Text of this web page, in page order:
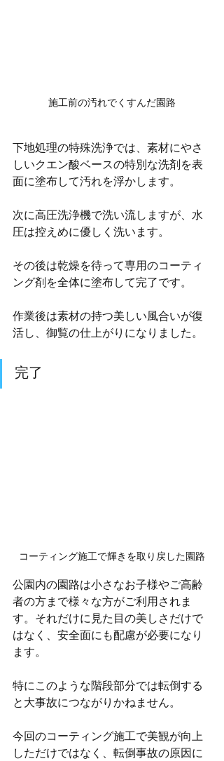
施工前の汚れでくすんだ園路
下地処理の特殊洗浄では、素材にやさ
しいクエン酸ベースの特別な洗剤を表
面に塗布して汚れを浮かします。
次に高圧洗浄機で洗い流しますが、水
圧は控えめに優しく洗います。
その後は乾燥を待って専用のコーティ
ング剤を全体に塗布して完了です。
​作業後は素材の持つ美しい風合いが復
活し、御覧の仕上がりになりました。
完了
コーティング施工で輝きを取り戻した園路
公園内の園路は小さなお子様やご高齢
者の方まで様々な方がご利用されま
す。それだけに見た目の美しさだけで
はなく、安全面にも配慮が必要になり
ます。
特にこのような階段部分では転倒する
と大事故につながりかねません。
今回のコーティング施工で美観が向上
しただけではなく、転倒事故の原因に